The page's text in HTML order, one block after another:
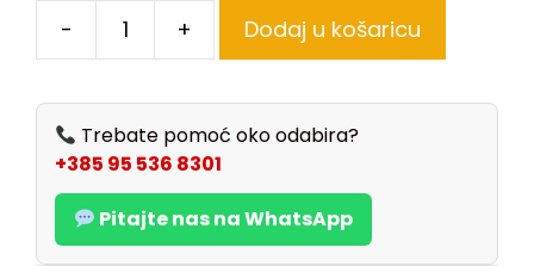
- + Dodaj u košaricu
Trebate pomoć oko odabira?
+385 95 536 8301
Pitajte nas na WhatsApp